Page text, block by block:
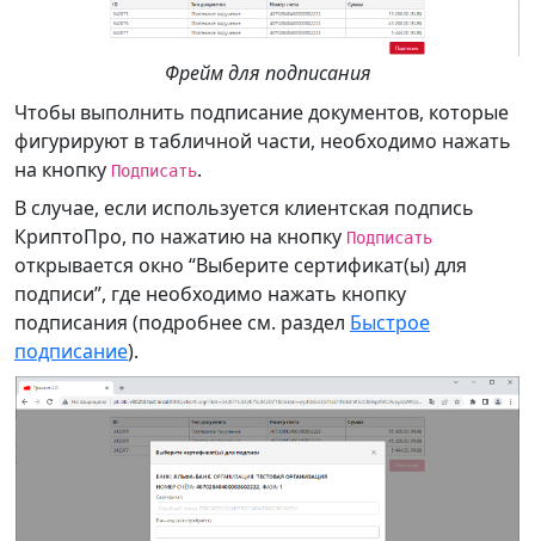
Фрейм для подписания
Чтобы выполнить подписание документов, которые
фигурируют в табличной части, необходимо нажать
на кнопку Подписать.
В случае, если используется клиентская подпись
КриптоПро, по нажатию на кнопку Подписать
открывается окно “Выберите сертификат(ы) для
подписи”, где необходимо нажать кнопку
подписания (подробнее см. раздел Быстрое
подписание).